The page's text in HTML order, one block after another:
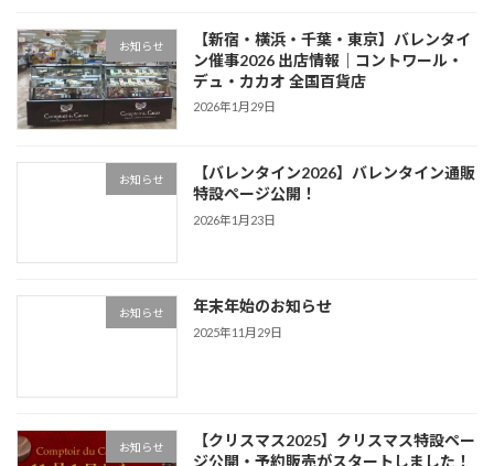
お知らせ
【新宿・横浜・千葉・東京】バレンタイ
ン催事2026 出店情報｜コントワール・
デュ・カカオ 全国百貨店
2026年1月29日
お知らせ
【バレンタイン2026】バレンタイン通販
特設ページ公開！
2026年1月23日
お知らせ 年末年始のお知らせ
2025年11月29日
お知らせ
【クリスマス2025】クリスマス特設ペー
ジ公開・予約販売がスタートしました！